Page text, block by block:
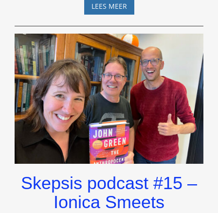
LEES MEERSKEPTER
38.4
(2025)
Skepsis podcast #15 –
Ionica Smeets